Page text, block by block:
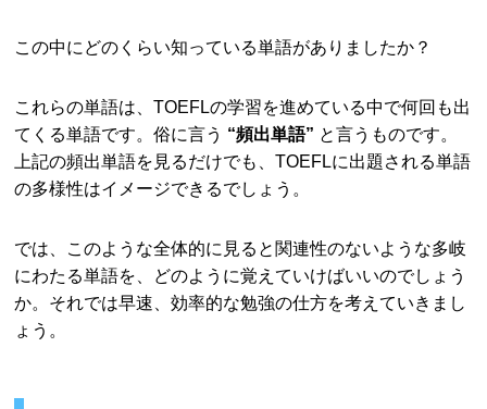
この中にどのくらい知っている単語がありましたか？
これらの単語は、TOEFLの学習を進めている中で何回も出
てくる単語です。俗に言う “頻出単語” と言うものです。
上記の頻出単語を見るだけでも、TOEFLに出題される単語
の多様性はイメージできるでしょう。
では、このような全体的に見ると関連性のないような多岐
にわたる単語を、どのように覚えていけばいいのでしょう
か。それでは早速、効率的な勉強の仕方を考えていきまし
ょう。